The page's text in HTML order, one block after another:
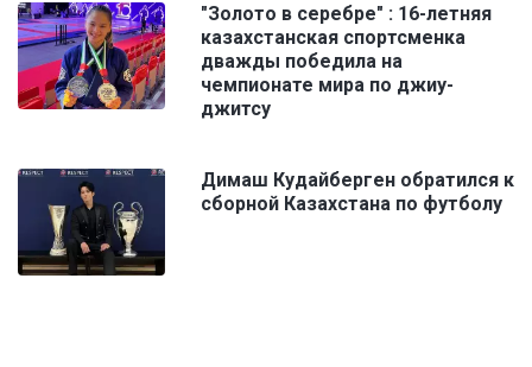
"Золото в серебре" : 16-летняя
казахстанская спортсменка
дважды победила на
чемпионате мира по джиу-
джитсу
Димаш Кудайберген обратился к
сборной Казахстана по футболу